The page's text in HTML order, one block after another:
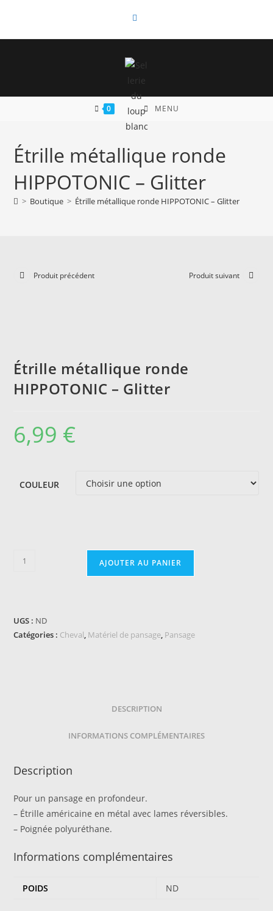
content
0 MENU
Étrille métallique ronde
HIPPOTONIC – Glitter
> Boutique > Étrille métallique ronde HIPPOTONIC – Glitter
Produit précédent Produit suivant
Étrille métallique ronde
HIPPOTONIC – Glitter
6,99 €
COULEUR
quantité
ronde
HIPPOTONIC
AJOUTER AU PANIER
UGS : ND
Catégories : Cheval, Matériel de pansage, Pansage
DESCRIPTION
INFORMATIONS COMPLÉMENTAIRES
Description
Pour un pansage en profondeur.
– Étrille américaine en métal avec lames réversibles.
– Poignée polyuréthane.
Informations complémentaires
POIDS ND